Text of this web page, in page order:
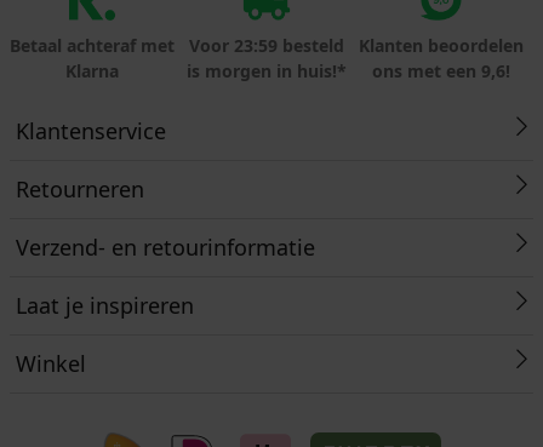
Betaal achteraf met
Klarna
Voor 23:59 besteld
is morgen in huis!*
Klanten beoordelen
ons met een 9,6!
Klantenservice
Retourneren
Verzend- en retourinformatie
Laat je inspireren
Winkel